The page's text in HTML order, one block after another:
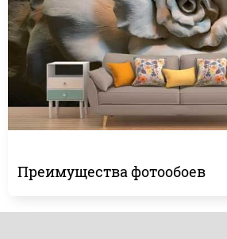
Преимущества фотообоев